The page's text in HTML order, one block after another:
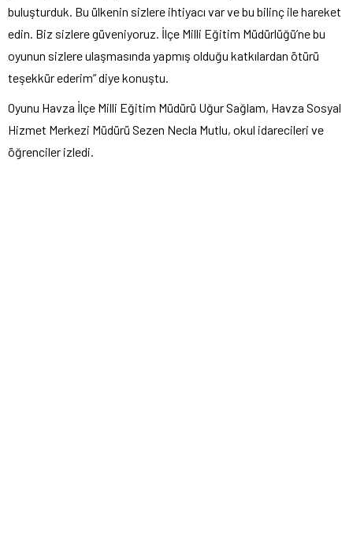
buluşturduk. Bu ülkenin sizlere ihtiyacı var ve bu bilinç ile hareket
edin. Biz sizlere güveniyoruz. İlçe Milli Eğitim Müdürlüğü’ne bu
oyunun sizlere ulaşmasında yapmış olduğu katkılardan ötürü
teşekkür ederim” diye konuştu.
Oyunu Havza İlçe Milli Eğitim Müdürü Uğur Sağlam, Havza Sosyal
Hizmet Merkezi Müdürü Sezen Necla Mutlu, okul idarecileri ve
öğrenciler izledi.